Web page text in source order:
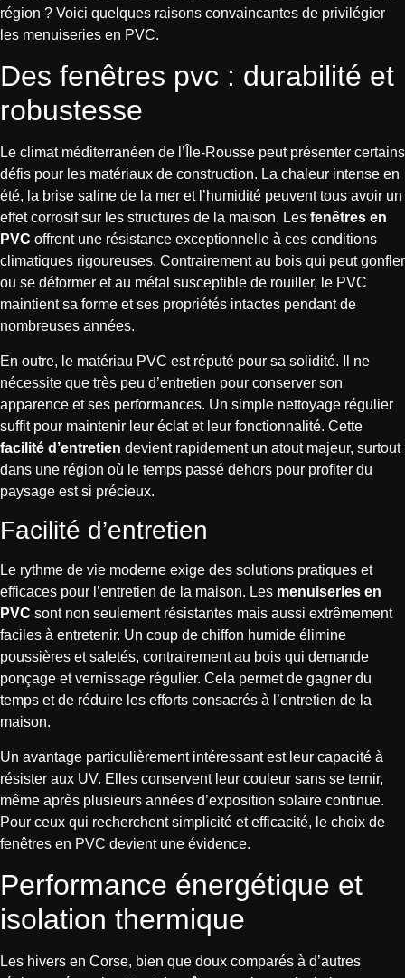
région ? Voici quelques raisons convaincantes de privilégier
les menuiseries en PVC.
Des fenêtres pvc : durabilité et
robustesse
Le climat méditerranéen de l’Île-Rousse peut présenter certains
défis pour les matériaux de construction. La chaleur intense en
été, la brise saline de la mer et l’humidité peuvent tous avoir un
effet corrosif sur les structures de la maison. Les fenêtres en
PVC offrent une résistance exceptionnelle à ces conditions
climatiques rigoureuses. Contrairement au bois qui peut gonfler
ou se déformer et au métal susceptible de rouiller, le PVC
maintient sa forme et ses propriétés intactes pendant de
nombreuses années.
En outre, le matériau PVC est réputé pour sa solidité. Il ne
nécessite que très peu d’entretien pour conserver son
apparence et ses performances. Un simple nettoyage régulier
suffit pour maintenir leur éclat et leur fonctionnalité. Cette
facilité d’entretien devient rapidement un atout majeur, surtout
dans une région où le temps passé dehors pour profiter du
paysage est si précieux.
Facilité d’entretien
Le rythme de vie moderne exige des solutions pratiques et
efficaces pour l’entretien de la maison. Les menuiseries en
PVC sont non seulement résistantes mais aussi extrêmement
faciles à entretenir. Un coup de chiffon humide élimine
poussières et saletés, contrairement au bois qui demande
ponçage et vernissage régulier. Cela permet de gagner du
temps et de réduire les efforts consacrés à l’entretien de la
maison.
Un avantage particulièrement intéressant est leur capacité à
résister aux UV. Elles conservent leur couleur sans se ternir,
même après plusieurs années d’exposition solaire continue.
Pour ceux qui recherchent simplicité et efficacité, le choix de
fenêtres en PVC devient une évidence.
Performance énergétique et
isolation thermique
Les hivers en Corse, bien que doux comparés à d’autres